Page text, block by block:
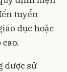
tuyển
dục hoặc
được sử